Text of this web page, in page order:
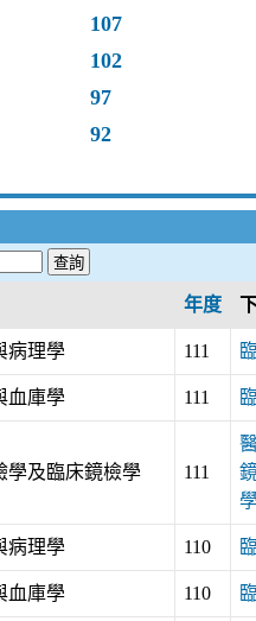
107
102
97
92
年度
病理學 111
血庫學 111
學及臨床鏡檢學 111
病理學 110
血庫學 110